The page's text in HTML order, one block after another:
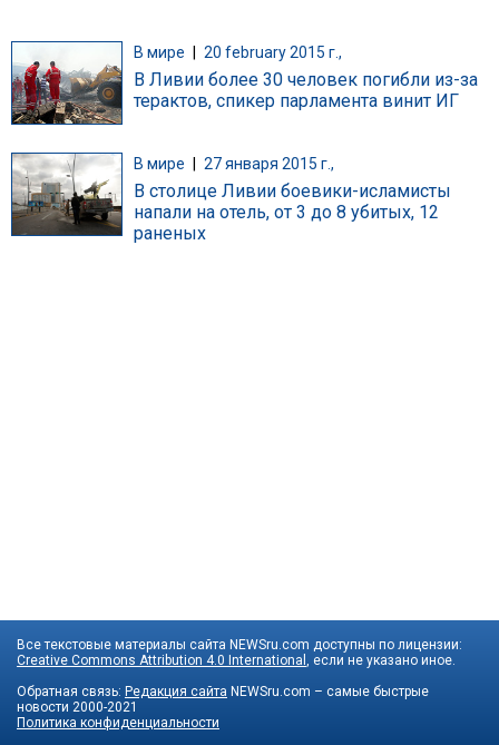
В мире 20 february 2015 г.,
В Ливии более 30 человек погибли из-за
терактов, спикер парламента винит ИГ
В мире 27 января 2015 г.,
В столице Ливии боевики-исламисты
напали на отель, от 3 до 8 убитых, 12
раненых
Все текстовые материалы сайта NEWSru.com доступны по лицензии:
Creative Commons Attribution 4.0 International
, если не указано иное.
Обратная связь: Редакция сайта NEWSru.com – самые быстрые
новости 2000-2021
Политика конфиденциальности